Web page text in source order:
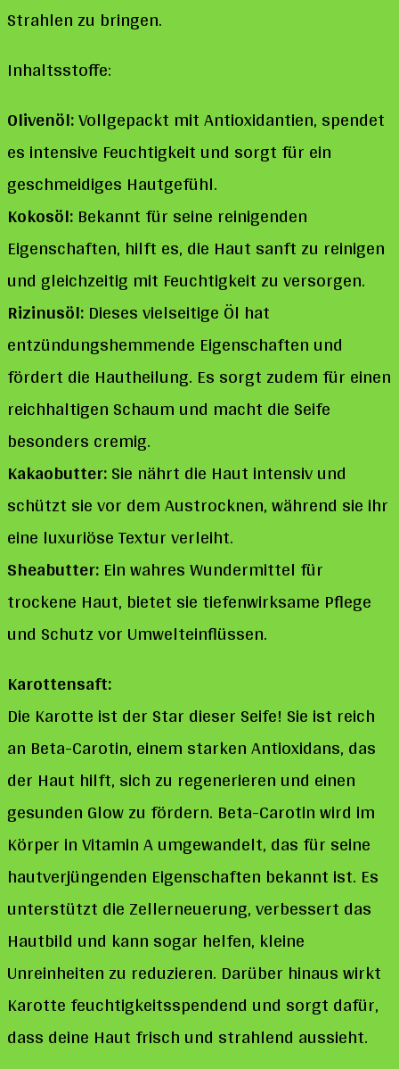
Strahlen zu bringen.
Inhaltsstoffe:
Olivenöl:Vollgepackt mit Antioxidantien, spendet
es intensive Feuchtigkeit und sorgt für ein
geschmeidiges Hautgefühl.
Kokosöl:Bekannt für seine reinigenden
Eigenschaften, hilft es, die Haut sanft zu reinigen
und gleichzeitig mit Feuchtigkeit zu versorgen.
Rizinusöl:Dieses vielseitige Öl hat
entzündungshemmende Eigenschaften und
fördert die Hautheilung. Es sorgt zudem für einen
reichhaltigen Schaum und macht die Seife
besonders cremig.
Kakaobutter:Sie nährt die Haut intensiv und
schützt sie vor dem Austrocknen, während sie ihr
eine luxuriöse Textur verleiht.
Sheabutter:Ein wahres Wundermittel für
trockene Haut, bietet sie tiefenwirksame Pflege
und Schutz vor Umwelteinflüssen.
Karottensaft:
Die Karotte ist der Star dieser Seife! Sie ist reich
an Beta-Carotin, einem starken Antioxidans, das
der Haut hilft, sich zu regenerieren und einen
gesunden Glow zu fördern. Beta-Carotin wird im
Körper in Vitamin A umgewandelt, das für seine
hautverjüngenden Eigenschaften bekannt ist. Es
unterstützt die Zellerneuerung, verbessert das
Hautbild und kann sogar helfen, kleine
Unreinheiten zu reduzieren. Darüber hinaus wirkt
Karotte feuchtigkeitsspendend und sorgt dafür,
dass deine Haut frisch und strahlend aussieht.